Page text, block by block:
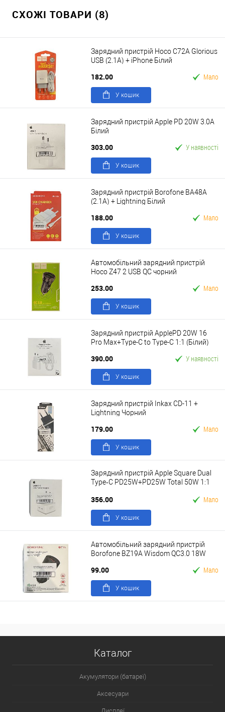
СХОЖІ ТОВАРИ (8)
Зарядний пристрій Hoco C72A Glorious
USB (2.1A) + iPhone Білий
182.00 Мало
У кошик
Зарядний пристрій Apple PD 20W 3.0A
Білий
303.00 У наявності
У кошик
Зарядний пристрій Borofone BA48A
(2.1A) + Lightning Білий
188.00 Мало
У кошик
Автомобільний зарядний пристрій
Hoco Z47 2 USB QC чорний
253.00 Мало
У кошик
Зарядний пристрій ApplePD 20W 16
Pro Max+Type-C to Type-C 1:1 (Бiлий)
390.00 У наявності
У кошик
Зарядний пристрій Inkax CD-11 +
Lightning Чорний
179.00 Мало
У кошик
Зарядний пристрій Apple Square Dual
Type‑C PD25W+PD25W Total 50W 1:1
356.00 Мало
У кошик
Автомобільний зарядний пристрій
Borofone BZ19A Wisdom QC3.0 18W
99.00 Мало
У кошик
Каталог
Акумулятори (батареї)
Аксесуари